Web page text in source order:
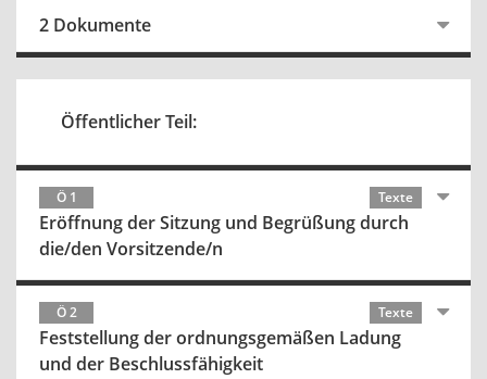
2 Dokumente
Öffentlicher Teil:
Ö 1 Texte
Eröffnung der Sitzung und Begrüßung durch
die/den Vorsitzende/n
Ö 2 Texte
Feststellung der ordnungsgemäßen Ladung
und der Beschlussfähigkeit